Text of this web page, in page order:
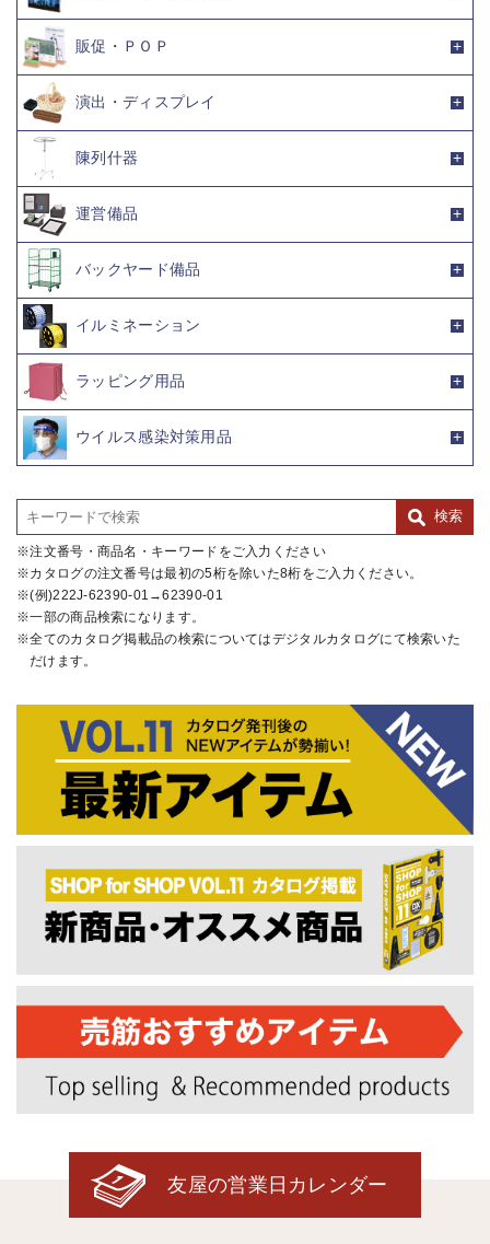
販促・ＰＯＰ
演出・ディスプレイ
陳列什器
運営備品
バックヤード備品
イルミネーション
ラッピング用品
ウイルス感染対策用品
注文番号・商品名・キーワードをご入力ください
カタログの注文番号は最初の5桁を除いた8桁をご入力ください。
(例)222J-62390-01→62390-01
一部の商品検索になります。
全てのカタログ掲載品の検索についてはデジタルカタログにて検索いた
だけます。
友屋の営業日カレンダー